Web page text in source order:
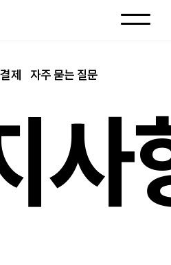
제 자주 묻는 질문
사